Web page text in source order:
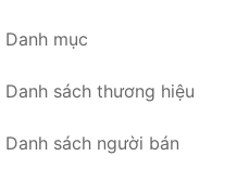
Danh mục
Danh sách thương hiệu
Danh sách người bán